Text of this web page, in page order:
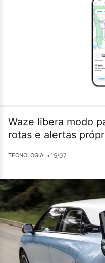
Waze libera modo
rotas e alertas
TECNOLOGIA •15/07